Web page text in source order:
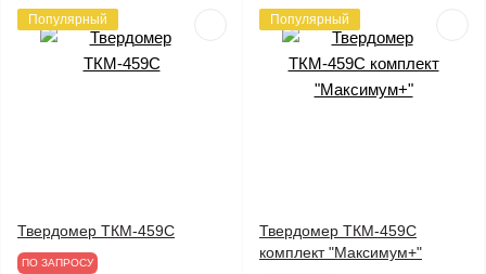
Популярный
Твердомер ТКМ-459C
ПО ЗАПРОСУ
Популярный
Твердомер ТКМ-459C
комплект "Максимум+"